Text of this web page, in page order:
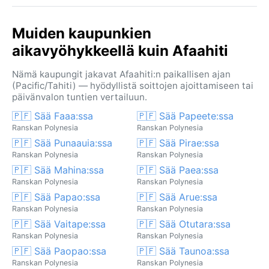
Muiden kaupunkien
aikavyöhykkeellä kuin Afaahiti
Nämä kaupungit jakavat Afaahiti:n paikallisen ajan
(Pacific/Tahiti) — hyödyllistä soittojen ajoittamiseen tai
päivänvalon tuntien vertailuun.
🇵🇫 Sää Faaa:ssa
Ranskan Polynesia
🇵🇫 Sää Papeete:ssa
Ranskan Polynesia
🇵🇫 Sää Punaauia:ssa
Ranskan Polynesia
🇵🇫 Sää Pirae:ssa
Ranskan Polynesia
🇵🇫 Sää Mahina:ssa
Ranskan Polynesia
🇵🇫 Sää Paea:ssa
Ranskan Polynesia
🇵🇫 Sää Papao:ssa
Ranskan Polynesia
🇵🇫 Sää Arue:ssa
Ranskan Polynesia
🇵🇫 Sää Vaitape:ssa
Ranskan Polynesia
🇵🇫 Sää Otutara:ssa
Ranskan Polynesia
🇵🇫 Sää Paopao:ssa
Ranskan Polynesia
🇵🇫 Sää Taunoa:ssa
Ranskan Polynesia